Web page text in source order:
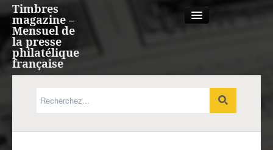
Timbres
magazine –
Mensuel de
la presse
philatélique
française